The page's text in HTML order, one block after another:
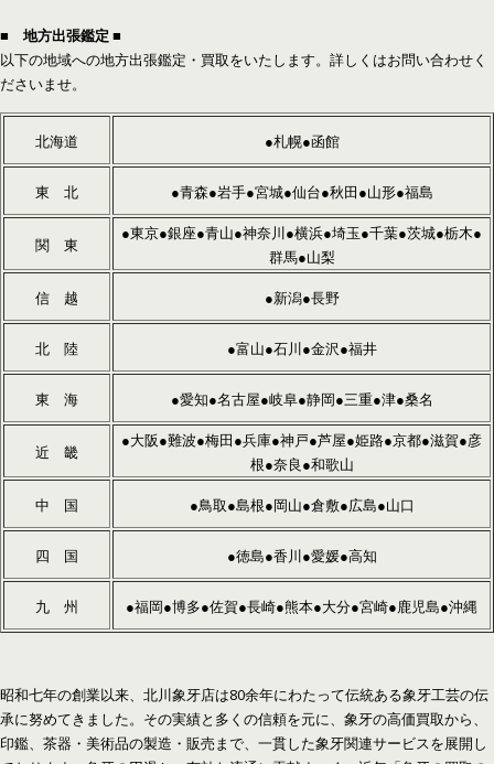
■ 地方出張鑑定 ■
以下の地域への地方出張鑑定・買取をいたします。詳しくはお問い合わせく
ださいませ。
北海道 ●札幌●函館
東 北 ●青森●岩手●宮城●仙台●秋田●山形●福島
関 東
●東京●銀座●青山●神奈川●横浜●埼玉●千葉●茨城●栃木●
群馬●山梨
信 越 ●新潟●長野
北 陸 ●富山●石川●金沢●福井
東 海 ●愛知●名古屋●岐阜●静岡●三重●津●桑名
近 畿
●大阪●難波●梅田●兵庫●神戸●芦屋●姫路●京都●滋賀●彦
根●奈良●和歌山
中 国 ●鳥取●島根●岡山●倉敷●広島●山口
四 国 ●徳島●香川●愛媛●高知
九 州 ●福岡●博多●佐賀●長崎●熊本●大分●宮崎●鹿児島●沖縄
昭和七年の創業以来、北川象牙店は80余年にわたって伝統ある象牙工芸の伝
承に努めてきました。その実績と多くの信頼を元に、象牙の高価買取から、
印鑑、茶器・美術品の製造・販売まで、一貫した象牙関連サービスを展開し